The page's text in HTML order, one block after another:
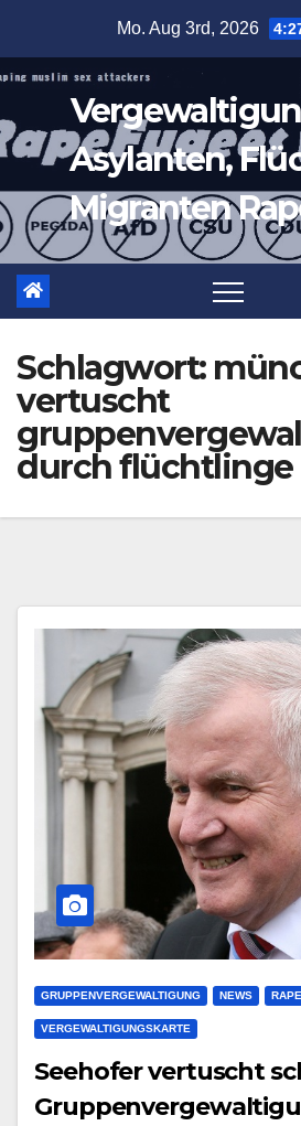
springen
Mo. Aug 3rd, 2026
Asylanten,
Migranten
Schlagwort:
vertuscht
durch flüchtlinge
GRUPPENVERGEWALTIGUNG NEWS
VERGEWALTIGUNGSKARTE
Seehofer vertuscht